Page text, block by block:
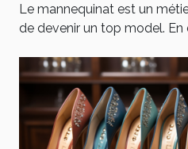
Le mannequinat est un
de devenir un top model. En